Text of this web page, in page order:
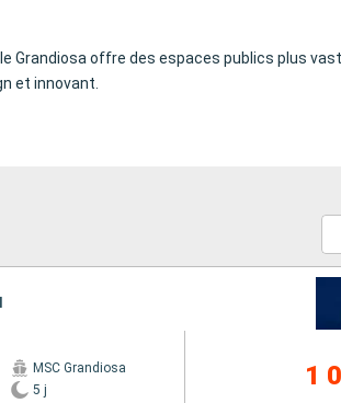
Grandiosa offre des espaces publics plus
et innovant.
MSC Grandiosa
5 j
1